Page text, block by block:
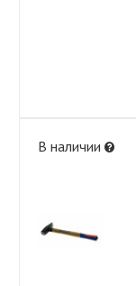
В наличии